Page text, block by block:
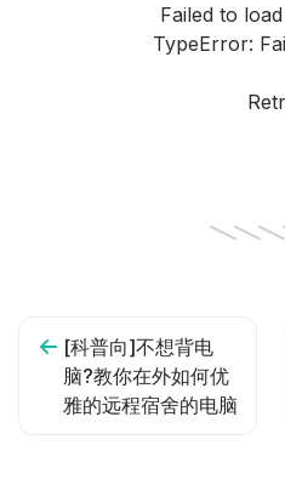
Failed to
TypeError:
[科普向]不想背电
脑?教你在外如何优
雅的远程宿舍的电脑